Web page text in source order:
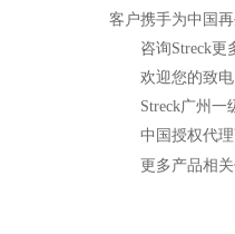
客户携手为中国
咨询Streck更
欢迎您的
Streck广州一
中国授权代
更多产品相